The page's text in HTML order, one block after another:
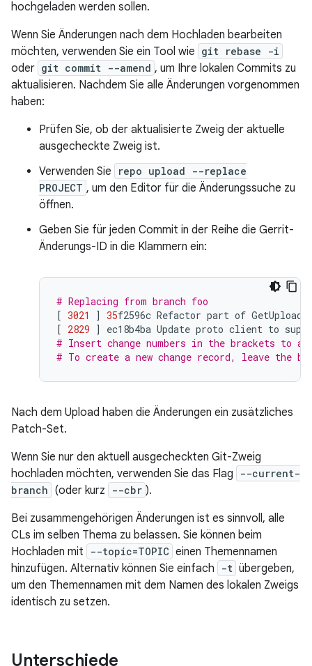
hochgeladen werden sollen.
Wenn Sie Änderungen nach dem Hochladen bearbeiten
möchten, verwenden Sie ein Tool wie git rebase -i
oder git commit --amend , um Ihre lokalen Commits zu
aktualisieren. Nachdem Sie alle Änderungen vorgenommen
haben:
Prüfen Sie, ob der aktualisierte Zweig der aktuelle
ausgecheckte Zweig ist.
Verwenden Sie
repo upload --replace
PROJECT , um den Editor für die Änderungssuche zu
öffnen.
Geben Sie für jeden Commit in der Reihe die Gerrit-
Änderungs-ID in die Klammern ein:
# Replacing from branch foo
[ 3021 ] 35f2596c Refactor part of
[ 2829 ] ec18b4ba Update proto client to
# Insert change numbers in the brackets to
# To create a new change record, leave the
Nach dem Upload haben die Änderungen ein zusätzliches
Patch-Set.
Wenn Sie nur den aktuell ausgecheckten Git-Zweig
hochladen möchten, verwenden Sie das Flag
--current-
branch (oder kurz --cbr ).
Bei zusammengehörigen Änderungen ist es sinnvoll, alle
CLs im selben Thema zu belassen. Sie können beim
Hochladen mit
--topic=TOPIC einen Themennamen
hinzufügen. Alternativ können Sie einfach
-t übergeben,
um den Themennamen mit dem Namen des lokalen Zweigs
identisch zu setzen.
Unterschiede